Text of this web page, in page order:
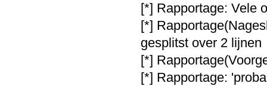
[*] Rapportage: Vele
[*]
gesplitst over 2 lijnen
[*]
[*] Rapportage: